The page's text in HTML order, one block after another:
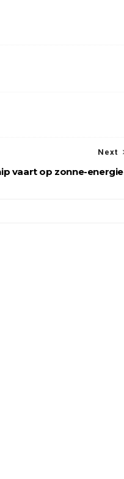
Next
vaart op zonne-energie